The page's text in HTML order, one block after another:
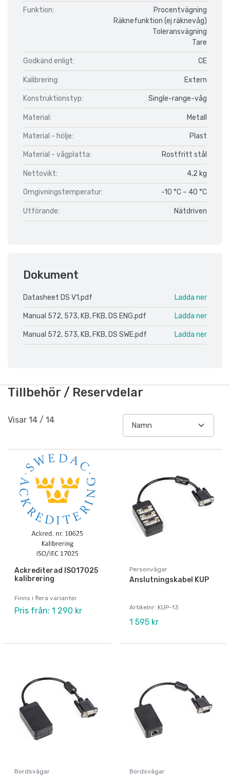
Funktion:
Procentvägning
Räknefunktion (ej räknevåg)
Toleransvägning
Tare
Godkänd enligt: CE
Kalibrering: Extern
Konstruktionstyp: Single-range-våg
Material: Metall
Material - hölje: Plast
Material - vågplatta: Rostfritt stål
Nettovikt: 4,2 kg
Omgivningstemperatur: -10 °C – 40 °C
Utförande: Nätdriven
Dokument
Datasheet DS V1.pdf Ladda ner
Manual 572, 573, KB, FKB, DS ENG.pdf Ladda ner
Manual 572, 573, KB, FKB, DS SWE.pdf Ladda ner
Tillbehör / Reservdelar
Visar 14 / 14
Ackrediterad ISO17025
kalibrering
Finns i flera varianter
Pris från: 1 290 kr
Personvågar
Anslutningskabel KUP
Artikelnr: KUP-13
1 595 kr
Bordsvågar Bordsvågar